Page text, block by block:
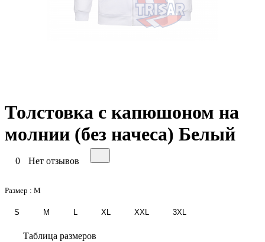
Толстовка с капюшоном на
молнии (без начеса) Белый
0 Нет отзывов
Размер : M
S M XL XXL 3XL
Таблица размеров